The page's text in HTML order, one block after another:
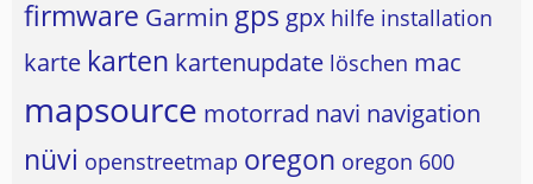
firmware Garmin gps gpx hilfe installation
karte karten kartenupdate löschen mac
mapsource motorrad navi navigation
nüvi openstreetmap oregon oregon 600